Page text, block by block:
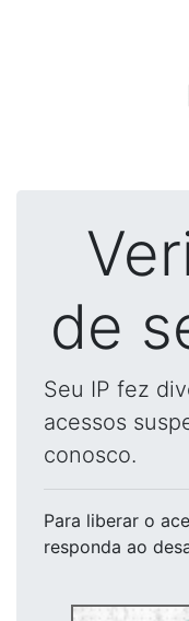
de
Seu IP fez
acessos
conosco.
Para liberar o
responda ao